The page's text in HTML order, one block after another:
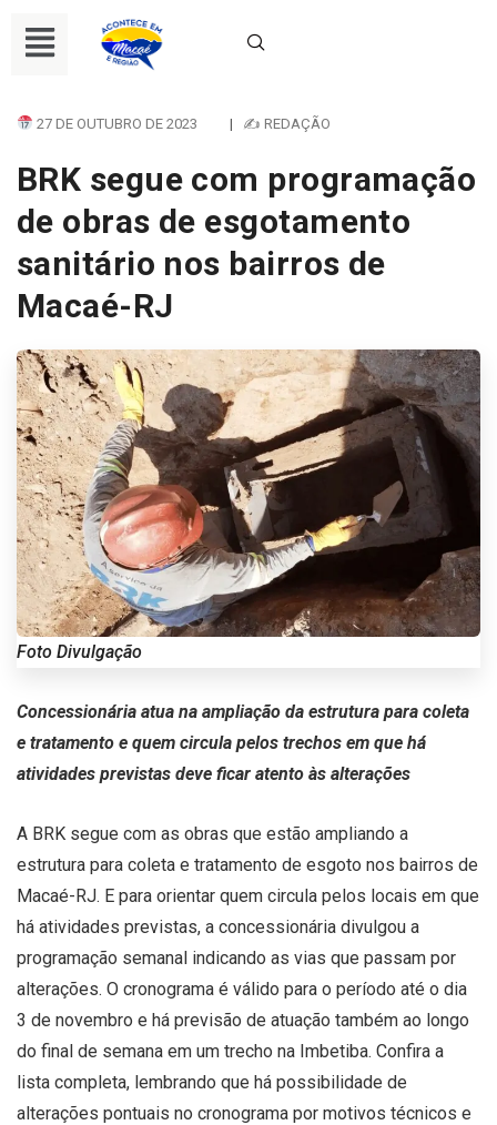
27 DE OUTUBRO DE 2023 | ✍ REDAÇÃO
BRK segue com programação
de obras de esgotamento
sanitário nos bairros de
Macaé-RJ
Foto Divulgação
Concessionária atua na ampliação da estrutura para coleta
e tratamento e quem circula pelos trechos em que há
atividades previstas deve ficar atento às alterações
A BRK segue com as obras que estão ampliando a
estrutura para coleta e tratamento de esgoto nos bairros de
Macaé-RJ. E para orientar quem circula pelos locais em que
há atividades previstas, a concessionária divulgou a
programação semanal indicando as vias que passam por
alterações. O cronograma é válido para o período até o dia
3 de novembro e há previsão de atuação também ao longo
do final de semana em um trecho na Imbetiba. Confira a
lista completa, lembrando que há possibilidade de
alterações pontuais no cronograma por motivos técnicos e